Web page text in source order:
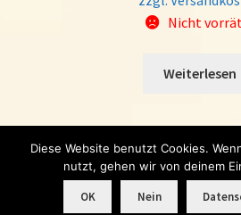
Nicht
Weiterlesen
Handmade with♥in the
Diese Website benutzt Cookies.
nutzt, gehen wir von deinem
OK Nein